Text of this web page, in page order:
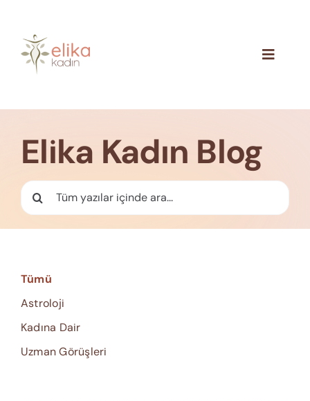
content
Toggle
İletişim
Elika Kadın Blog
Ara:
Tümü
Astroloji
Kadına Dair
Uzman Görüşleri